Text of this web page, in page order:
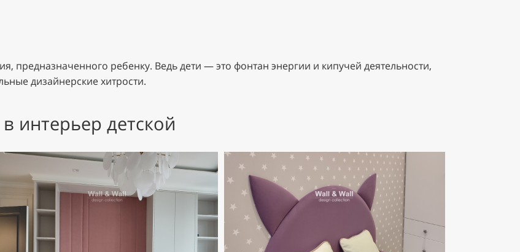
предназначенного ребенку. Ведь дети — это фонтан энергии и кипучей деятельности,
дизайнерские хитрости.
интерьер детской